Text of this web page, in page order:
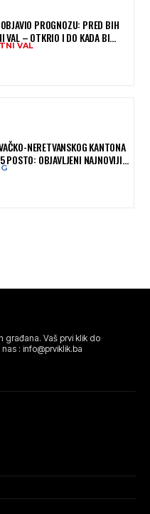
PROGNOZU: PRED BIH
VAL – OTKRIO I DO KADA BI
VAL
NERETVANSKOG KANTONA
POSTO: OBJAVLJENI NAJNOVIJI
FINANSIJA
građana. Vaš prvi klik do
: info@prviklik.ba